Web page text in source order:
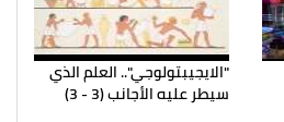
"الايجيبتولوجي".. العلم الذي
سيطر عليه الأجانب (3 - 3)